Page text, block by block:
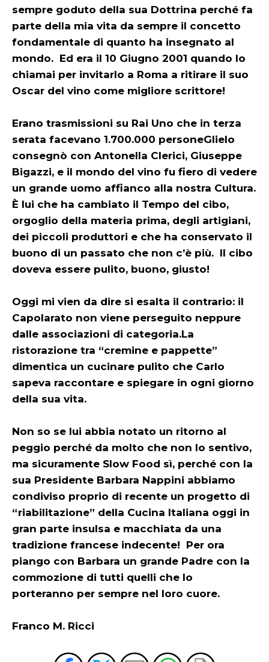
sempre goduto della sua Dottrina perché fa
parte della mia vita da sempre il concetto
fondamentale di quanto ha insegnato al
mondo. Ed era il 10 Giugno 2001 quando lo
chiamai per invitarlo a Roma a ritirare il suo
Oscar del vino come migliore scrittore!
Erano trasmissioni su Rai Uno che in terza
serata facevano 1.700.000 persone Glielo
consegnò con Antonella Clerici, Giuseppe
Bigazzi, e il mondo del vino fu fiero di vedere
un grande uomo affianco alla nostra Cultura.
È lui che ha cambiato il Tempo del cibo,
orgoglio della materia prima, degli artigiani,
dei piccoli produttori e che ha conservato il
buono di un passato che non c’è più. Il cibo
doveva essere pulito, buono, giusto!
Oggi mi vien da dire si esalta il contrario: il
Capolarato non viene perseguito neppure
dalle associazioni di categoria. La
ristorazione tra “cremine e pappette”
dimentica un cucinare pulito che Carlo
sapeva raccontare e spiegare in ogni giorno
della sua vita.
Non so se lui abbia notato un ritorno al
peggio perché da molto che non lo sentivo,
ma sicuramente Slow Food sì, perché con la
sua Presidente Barbara Nappini abbiamo
condiviso proprio di recente un progetto di
“riabilitazione” della Cucina Italiana oggi in
gran parte insulsa e macchiata da una
tradizione francese indecente! Per ora
piango con Barbara un grande Padre con la
commozione di tutti quelli che lo
porteranno per sempre nel loro cuore.
Franco M. Ricci